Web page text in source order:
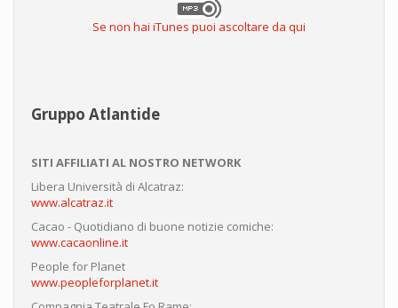
Se non hai iTunes puoi ascoltare da qui
Gruppo Atlantide
SITI AFFILIATI AL NOSTRO NETWORK
Libera Università di Alcatraz:
www.alcatraz.it
Cacao - Quotidiano di buone notizie comiche:
www.cacaonline.it
People for Planet
www.peopleforplanet.it